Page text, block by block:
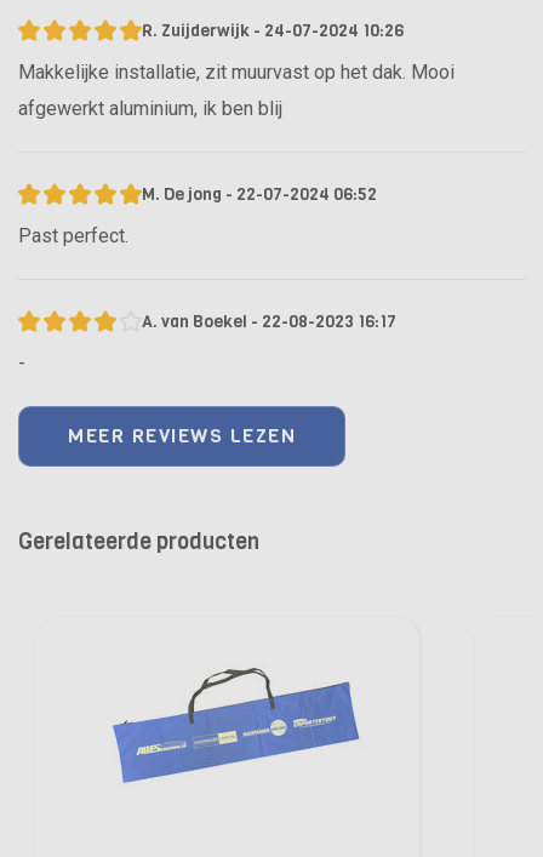
R. Zuijderwijk - 24-07-2024 10:26
Makkelijke installatie, zit muurvast op het dak. Mooi
afgewerkt aluminium, ik ben blij
M. De jong - 22-07-2024 06:52
Past perfect.
A. van Boekel - 22-08-2023 16:17
-
MEER REVIEWS LEZEN
Gerelateerde producten